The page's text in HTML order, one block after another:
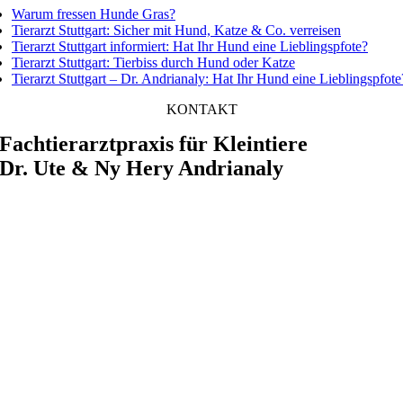
Warum fressen Hunde Gras?
Tierarzt Stuttgart: Sicher mit Hund, Katze & Co. verreisen
Tierarzt Stuttgart informiert: Hat Ihr Hund eine Lieblingspfote?
Tierarzt Stuttgart: Tierbiss durch Hund oder Katze
Tierarzt Stuttgart – Dr. Andrianaly: Hat Ihr Hund eine
KONTAKT
Fachtierarztpraxis für Kleintiere
Dr. Ute & Ny Hery Andrianaly